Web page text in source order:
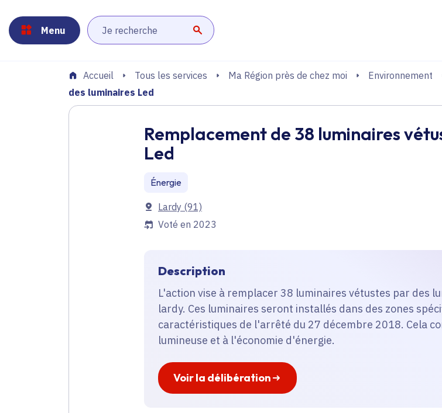
Menu
Lancer la recherche
Accueil Tous les services Ma Région près de chez moi Environnement
des luminaires Led
Remplacement de 38 luminaires
Led
Énergie
Communes
Lardy (91)
Voté en 2023
Description
L'action vise à remplacer 38 luminaires vétustes par des
lardy. Ces luminaires seront installés dans des zones
caractéristiques de l'arrêté du 27 décembre 2018. Cela
lumineuse et à l'économie d'énergie.
Voir la délibération